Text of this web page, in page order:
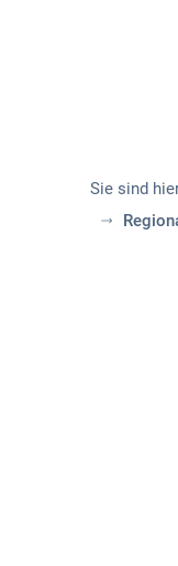
Sie sind